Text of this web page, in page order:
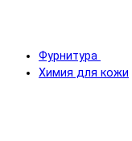
Фурнитура
Химия для кожи